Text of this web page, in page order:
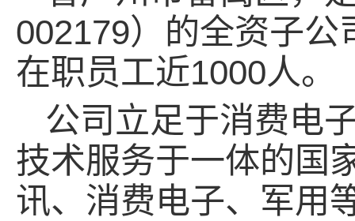
002179）的全资子
在职员工近1000人。
公司立足于消费电
技术服务于一体的国
讯、消费电子、军用